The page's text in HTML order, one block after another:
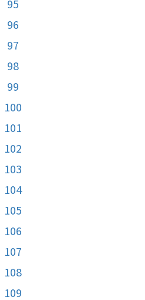
95
96
97
98
99
100
101
102
103
104
105
106
107
108
109